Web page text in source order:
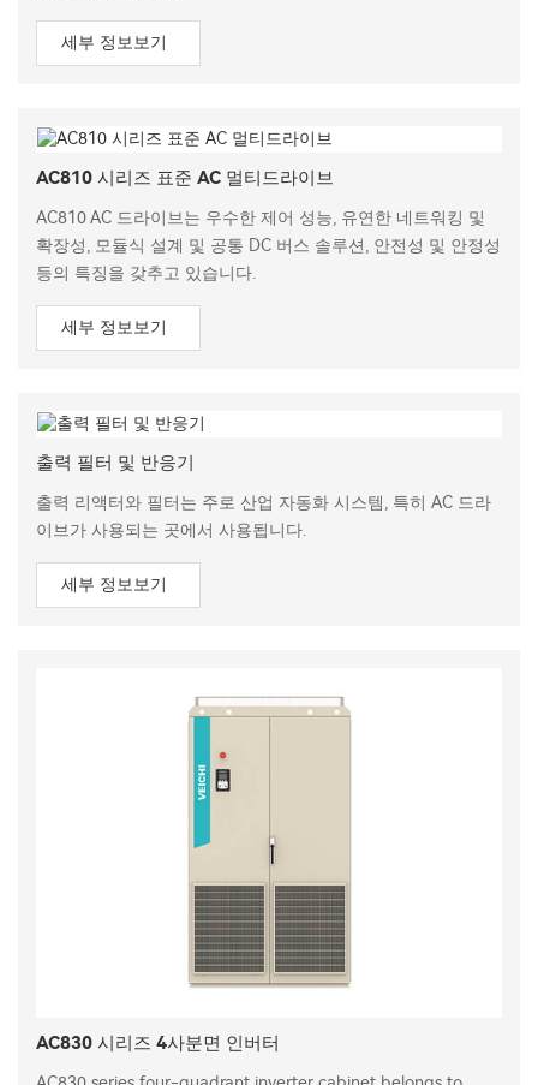
세부 정보보기
AC810 시리즈 표준 AC 멀티드라이브
AC810 AC 드라이브는 우수한 제어 성능, 유연한 네트워킹 및
확장성, 모듈식 설계 및 공통 DC 버스 솔루션, 안전성 및 안정성
등의 특징을 갖추고 있습니다.
세부 정보보기
출력 필터 및 반응기
출력 리액터와 필터는 주로 산업 자동화 시스템, 특히 AC 드라
이브가 사용되는 곳에서 사용됩니다.
세부 정보보기
AC830 시리즈 4사분면 인버터